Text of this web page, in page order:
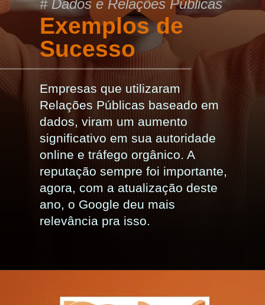
Exemplos de
Sucesso
# Dados e Relações Públicas
Empresas que utilizaram
Relações Públicas baseado em
dados, viram um aumento
significativo em sua autoridade
online e tráfego orgânico. A
reputação sempre foi importante,
agora, com a atualização deste
ano, o Google deu mais
relevância pra isso.